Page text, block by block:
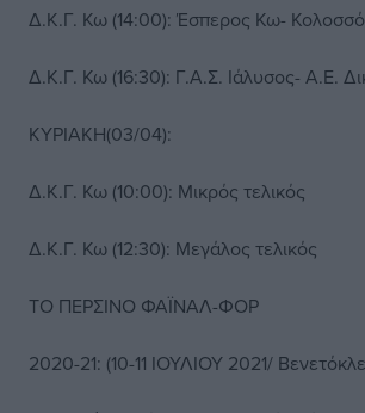
Δ.Κ.Γ. Κω (14:00): Έσπερος Κω-
Δ.Κ.Γ. Κω (16:30): Γ.Α.Σ. Ιάλυσος- Α.Ε.
ΚΥΡΙΑΚΗ(03/04):
Δ.Κ.Γ. Κω (10:00): Μικρός τελικός
Δ.Κ.Γ. Κω (12:30): Μεγάλος τελικός
ΤΟ ΠΕΡΣΙΝΟ ΦΑΪΝΑΛ-ΦΟΡ
2020-21: (10-11 ΙΟΥΛΙΟΥ 2021/